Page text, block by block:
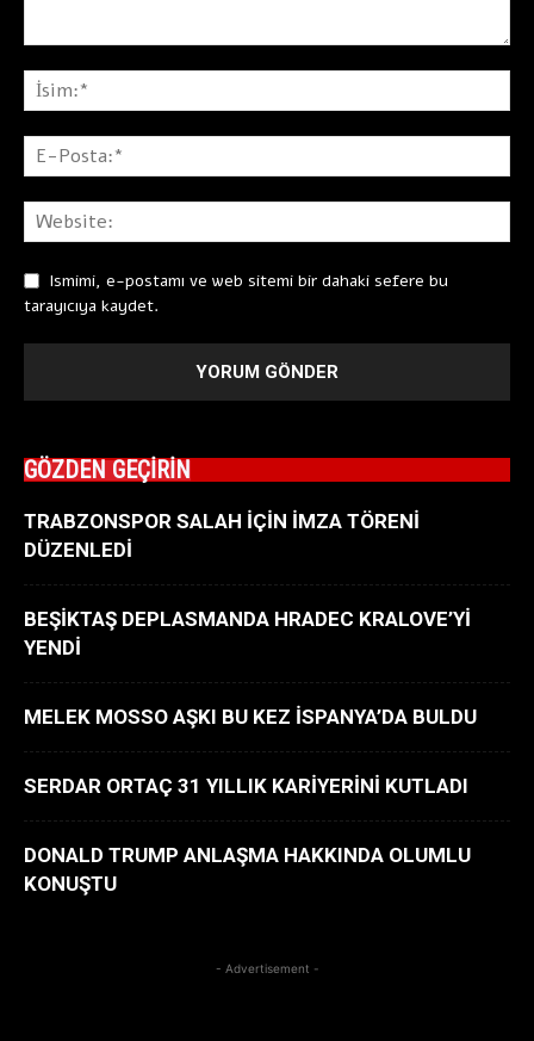
Ismimi, e-postamı ve web sitemi bir dahaki sefere bu
tarayıcıya kaydet.
GÖZDEN GEÇİRİN
TRABZONSPOR SALAH İÇİN İMZA TÖRENİ
DÜZENLEDİ
BEŞİKTAŞ DEPLASMANDA HRADEC KRALOVE’Yİ
YENDİ
MELEK MOSSO AŞKI BU KEZ İSPANYA’DA BULDU
SERDAR ORTAÇ 31 YILLIK KARİYERİNİ KUTLADI
DONALD TRUMP ANLAŞMA HAKKINDA OLUMLU
KONUŞTU
- Advertisement -